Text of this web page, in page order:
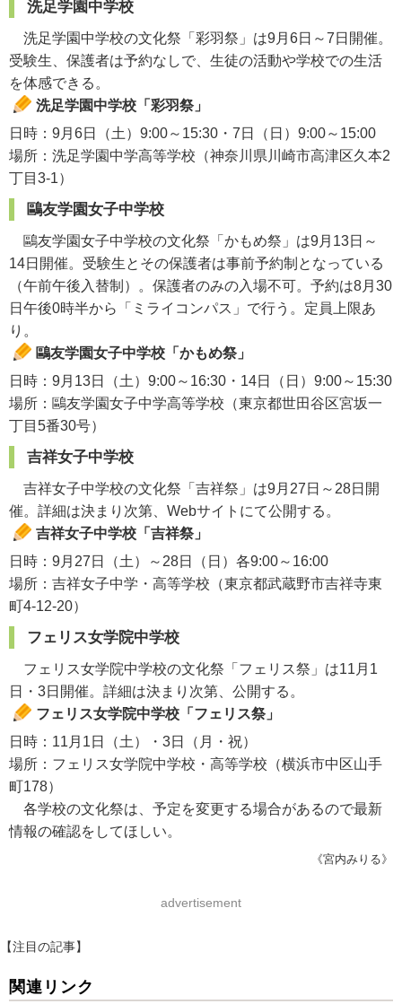
洗足学園中学校
洗足学園中学校の文化祭「彩羽祭」は9月6日～7日開催。
受験生、保護者は予約なしで、生徒の活動や学校での生活
を体感できる。
洗足学園中学校「彩羽祭」
日時：9月6日（土）9:00～15:30・7日（日）9:00～15:00
場所：洗足学園中学高等学校（神奈川県川崎市高津区久本2
丁目3-1）
鷗友学園女子中学校
鷗友学園女子中学校の文化祭「かもめ祭」は9月13日～
14日開催。受験生とその保護者は事前予約制となっている
（午前午後入替制）。保護者のみの入場不可。予約は8月30
日午後0時半から「ミライコンパス」で行う。定員上限あ
り。
鷗友学園女子中学校「かもめ祭」
日時：9月13日（土）9:00～16:30・14日（日）9:00～15:30
場所：鷗友学園女子中学高等学校（東京都世田谷区宮坂一
丁目5番30号）
吉祥女子中学校
吉祥女子中学校の文化祭「吉祥祭」は9月27日～28日開
催。詳細は決まり次第、Webサイトにて公開する。
吉祥女子中学校「吉祥祭」
日時：9月27日（土）～28日（日）各9:00～16:00
場所：吉祥女子中学・高等学校（東京都武蔵野市吉祥寺東
町4-12-20）
フェリス女学院中学校
フェリス女学院中学校の文化祭「フェリス祭」は11月1
日・3日開催。詳細は決まり次第、公開する。
フェリス女学院中学校「フェリス祭」
日時：11月1日（土）・3日（月・祝）
場所：フェリス女学院中学校・高等学校（横浜市中区山手
町178）
各学校の文化祭は、予定を変更する場合があるので最新
情報の確認をしてほしい。
《宮内みりる》
advertisement
【注目の記事】
関連リンク